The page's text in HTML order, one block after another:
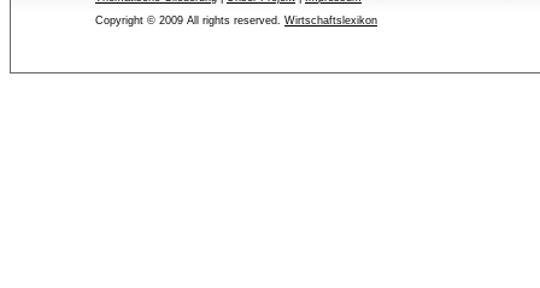
Copyright © 2009 All rights reserved. Wirtschaftslexikon